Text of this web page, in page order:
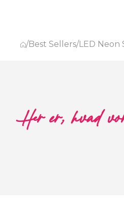
/Best Sellers/LED Neon
Her er, hvad